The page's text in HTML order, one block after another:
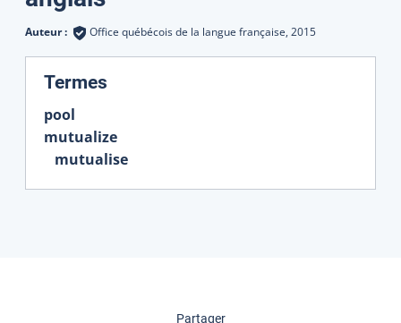
Auteur : Office québécois de la langue française, 2015
Termes
pool
mutualize
mutualise
Partagercette page